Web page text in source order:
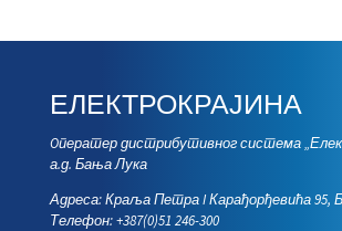
ЕЛЕКТРОКРАЈИНА
Oператер дистрибутивног система
а.д. Бања Лука
Адреса: Краља Петра I Карађорђевића 95,
Телефон: +387(0)51 246-300